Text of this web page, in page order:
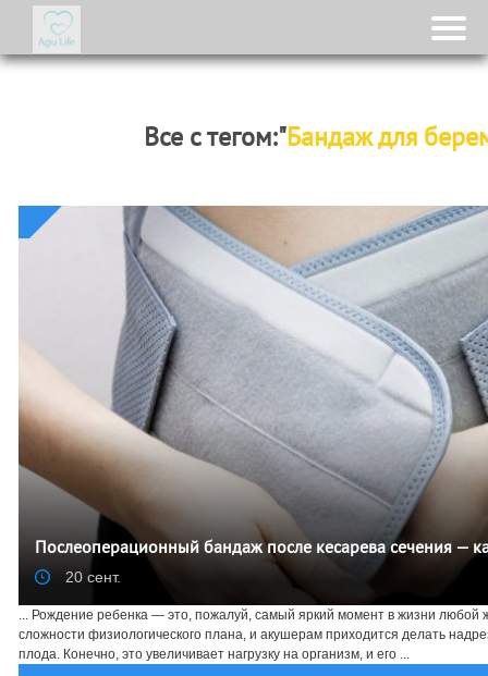
Все с тегом:"Бандаж для
Послеоперационный бандаж после кесарева сечения —
20 сент.
... Рождение ребенка — это, пожалуй, самый яркий момент в жизни любой
сложности физиологического плана, и акушерам приходится делать
плода. Конечно, это увеличивает нагрузку на организм, и его ...